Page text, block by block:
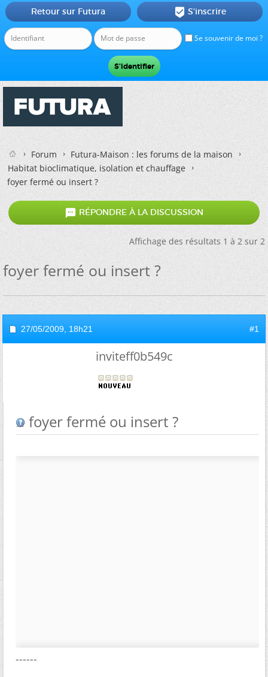
Se souvenir de moi ?
Retour sur Futura  S'inscrire
Forum
Futura-Maison : les forums de la maison
Habitat bioclimatique, isolation et chauffage
foyer fermé ou insert ?
 RÉPONDRE À LA DISCUSSION
Affichage des résultats 1 à 2 sur 2
foyer fermé ou insert ?
27/05/2009, 18h21 #1
inviteff0b549c
foyer fermé ou insert ?
------